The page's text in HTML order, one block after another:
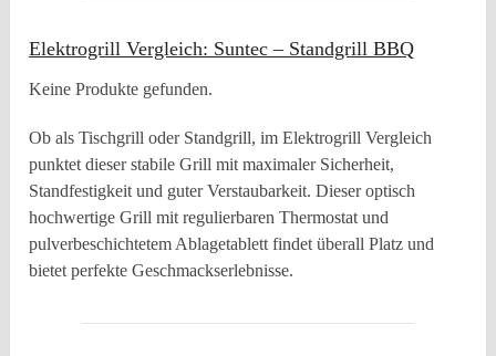
Elektrogrill Vergleich: Suntec – Standgrill BBQ
Keine Produkte gefunden.
Ob als Tischgrill oder Standgrill, im Elektrogrill Vergleich
punktet dieser stabile Grill mit maximaler Sicherheit,
Standfestigkeit und guter Verstaubarkeit. Dieser optisch
hochwertige Grill mit regulierbaren Thermostat und
pulverbeschichtetem Ablagetablett findet überall Platz und
bietet perfekte Geschmackserlebnisse.